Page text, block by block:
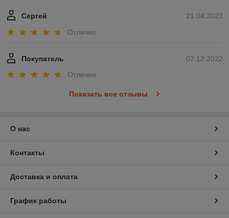
21.04.2023
Сергей
Отлично
07.12.2022
Покупатель
Отлично
Показать все отзывы
О нас
Контакты
Доставка и оплата
График работы